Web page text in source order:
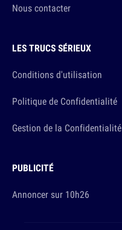
Nous contacter
LES TRUCS SÉRIEUX
Conditions d'utilisation
Politique de Confidentialité
Gestion de la Confidentialité
PUBLICITÉ
Annoncer sur 10h26